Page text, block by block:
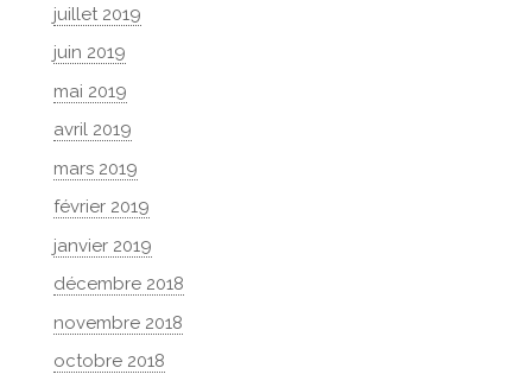
juillet 2019
juin 2019
mai 2019
avril 2019
mars 2019
février 2019
janvier 2019
décembre 2018
novembre 2018
octobre 2018